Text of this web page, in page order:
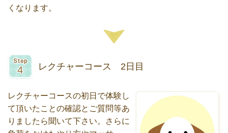
くなります。
レクチャーコース 2日目
レクチャーコースの初日で体験し
て頂いたことの確認とご質問等あ
りましたら聞いて下さい。さらに